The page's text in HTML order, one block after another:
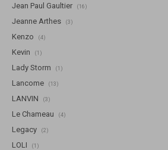
Jean Paul Gaultier (16)
Jeanne Arthes (3)
Kenzo (4)
Kevin (1)
Lady Storm (1)
Lancome (13)
LANVIN (3)
Le Chameau (4)
Legacy (2)
LOLI (1)